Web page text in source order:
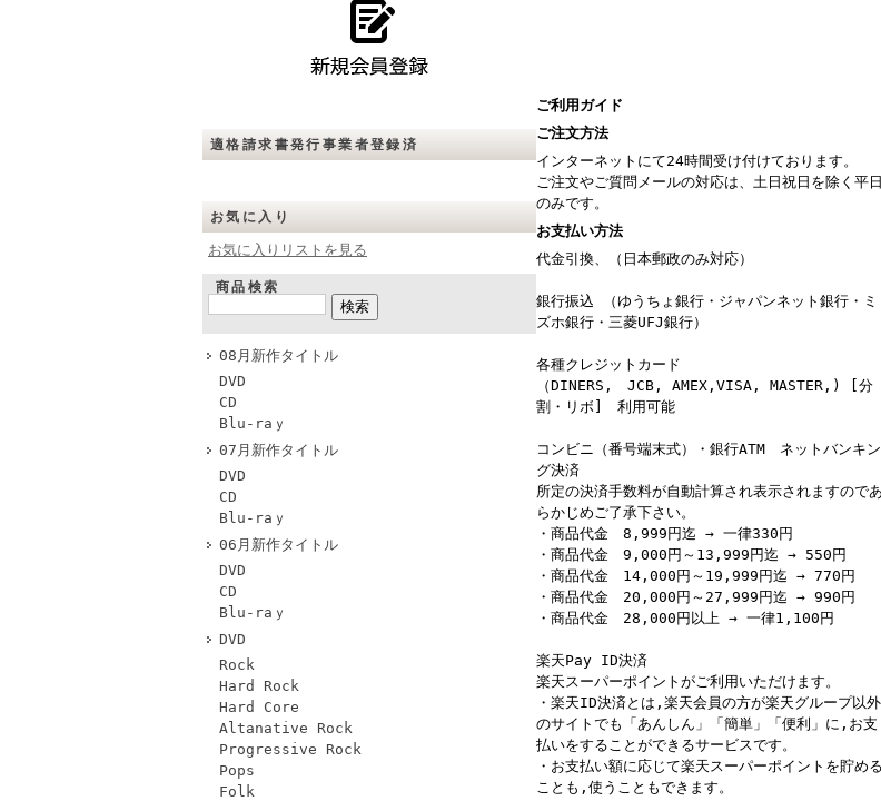
適格請求書発行事業者登録済
お気に入り
お気に入りリストを見る
商品検索
08月新作タイトル
DVD
CD
Blu-raｙ
07月新作タイトル
DVD
CD
Blu-raｙ
06月新作タイトル
DVD
CD
Blu-raｙ
DVD
Rock
Hard Rock
Hard Core
Altanative Rock
Progressive Rock
Pops
Folk
ご利用ガイド
ご注文方法
インターネットにて24時間受け付けております。
ご注文やご質問メールの対応は、土日祝日を除く平日
のみです。
お支払い方法
代金引換、（日本郵政のみ対応）
銀行振込 （ゆうちょ銀行・ジャパンネット銀行・ミ
ズホ銀行・三菱UFJ銀行）
各種クレジットカード
（DINERS, JCB, AMEX,VISA, MASTER,) [分
割・リボ] 利用可能
コンビニ（番号端末式）・銀行ATM ネットバンキン
グ決済
所定の決済手数料が自動計算され表示されますのであ
らかじめご了承下さい。
・商品代金 8,999円迄 → 一律330円
・商品代金 9,000円～13,999円迄 → 550円
・商品代金 14,000円～19,999円迄 → 770円
・商品代金 20,000円～27,999円迄 → 990円
・商品代金 28,000円以上 → 一律1,100円
楽天Pay ID決済
楽天スーパーポイントがご利用いただけます。
・楽天ID決済とは,楽天会員の方が楽天グループ以外
のサイトでも「あんしん」「簡単」「便利」に,お支
払いをすることができるサービスです。
・お支払い額に応じて楽天スーパーポイントを貯める
ことも,使うこともできます。